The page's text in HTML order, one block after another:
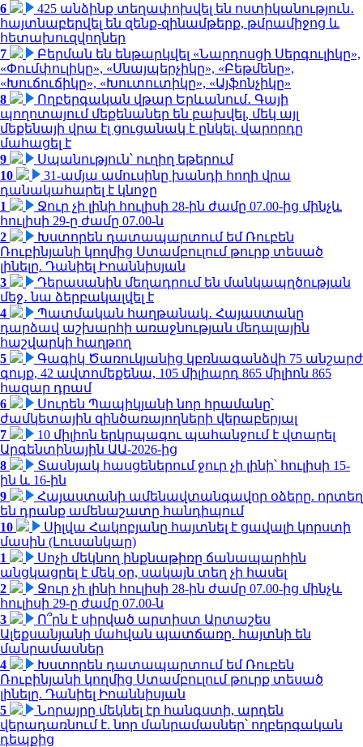
6
425 անձինք տեղափոխվել են ոստիկանություն․
հայտնաբերվել են զենք-զինամթերք, թմրամիջոց և
հետախուզվողներ
7
Բերման են ենթարկվել «Նարդոսցի Սերգուլիկը»,
«Փումփուլիկը», «Սնայպերչիկը», «Բեթմենը»,
«Խուճուճիկը», «Խուտուտիկը», «Այֆոնչիկը»
8
Ողբերգական վթար Երևանում․ Գայի
պողոտայում մեքենաներ են բախվել, մեկ այլ
մեքենայի վրա էլ ցուցանակ է ընկել. վարորդը
մահացել է
9
Սպանություն՝ ուղիղ եթերում
10
31-ամյա ամուսինը խանդի հողի վրա
դանակահարել է կնոջը
1
Ջուր չի լինի հուլիսի 28-ին ժամը 07.00-ից մինչև
հուլիսի 29-ը ժամը 07.00-ն
2
Խստորեն դատապարտում եմ Ռուբեն
Ռուբինյանի կողմից Ստամբուլում թուրք տեսած
լինելը. Դանիել Իոաննիսյան
3
Դերասանին մեղադրում են մանկապղծության
մեջ․ նա ձերբակալվել է
4
Պատմական հաղթանակ․ Հայաստանը
դարձավ աշխարհի առաջնության մեդալային
հաշվարկի հաղթող
5
Գագիկ Ծառուկյանից կբռնագանձվի 75 անշարժ
գույք, 42 ավտոմեքենա, 105 միլիարդ 865 միլիոն 865
հազար դրամ
6
Սուրեն Պապիկյանի նոր հրամանը՝
ժամկետային զինծառայողների վերաբերյալ
7
10 միլիոն երկրպագու պահանջում է վտարել
Արգենտինային ԱԱ-2026-ից
8
Տասնյակ հասցեներում ջուր չի լինի՝ հուլիսի 15-
ին և 16-ին
9
Հայաստանի ամենավտանգավոր օձերը. որտեղ
են դրանք ամենաշատը հանդիպում
10
Սիլվա Հակոբյանը հայտնել է ցավալի կորստի
մասին (Լուսանկար)
1
Սոչի մեկնող ինքնաթիռը ճանապարհին
անցկացրել է մեկ օր, սակայն տեղ չի հասել
2
Ջուր չի լինի հուլիսի 28-ին ժամը 07.00-ից մինչև
հուլիսի 29-ը ժամը 07.00-ն
3
Ո՞րն է սիրված արտիստ Արտաշես
Ալեքսանյանի մահվան պատճառը. հայտնի են
մանրամասներ
4
Խստորեն դատապարտում եմ Ռուբեն
Ռուբինյանի կողմից Ստամբուլում թուրք տեսած
լինելը. Դանիել Իոաննիսյան
5
Նորայրը մեկնել էր հանգստի, արդեն
վերադառնում է. նոր մանրամասներ՝ ողբերգական
դեպքից